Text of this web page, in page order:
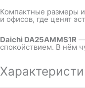
Компактные размеры
и офисов, где ценят
Daichi DA25AMMS1R —
спокойствием. В нём